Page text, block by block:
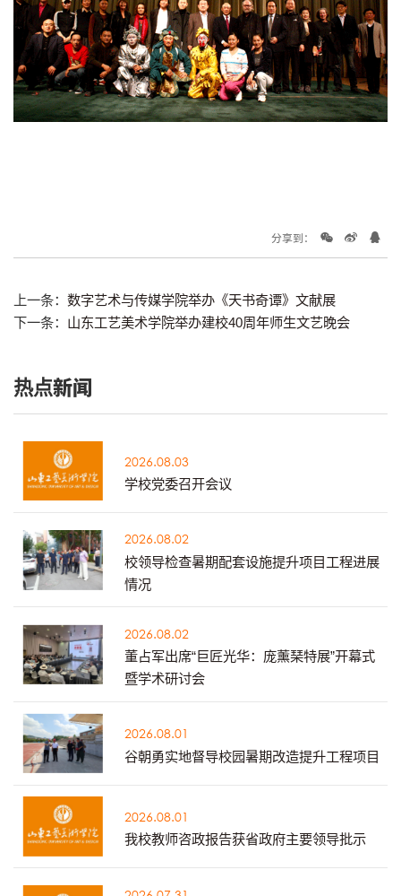
分享到：
上一条： 数字艺术与传媒学院举办《天书奇谭》文献展
下一条： 山东工艺美术学院举办建校40周年师生文艺晚会
热点新闻
2026.08.03
学校党委召开会议
2026.08.02
校领导检查暑期配套设施提升项目工程进展
情况
2026.08.02
董占军出席“巨匠光华：庞薰琹特展”开幕式
暨学术研讨会
2026.08.01
谷朝勇实地督导校园暑期改造提升工程项目
2026.08.01
我校教师咨政报告获省政府主要领导批示